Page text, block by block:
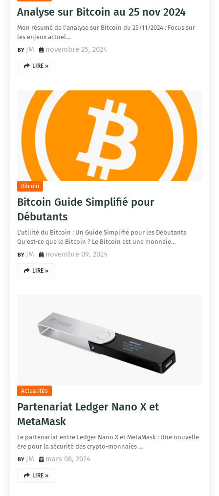
Analyse sur Bitcoin au 25 nov 2024
Mon résumé de l’analyse sur Bitcoin du 25/11/2024 : Focus sur
les enjeux actuel…
JM novembre 25, 2024
LIRE »
Bitcoin
Bitcoin Guide Simplifié pour
Débutants
L’utilité du Bitcoin : Un Guide Simplifié pour les Débutants
Qu'est-ce que le Bitcoin ? Le Bitcoin est une monnaie…
JM novembre 09, 2024
LIRE »
Actualités
Partenariat Ledger Nano X et
MetaMask
Le partenariat entre Ledger Nano X et MetaMask : Une nouvelle
ère pour la sécurité des crypto-monnaies …
JM mars 08, 2024
LIRE »